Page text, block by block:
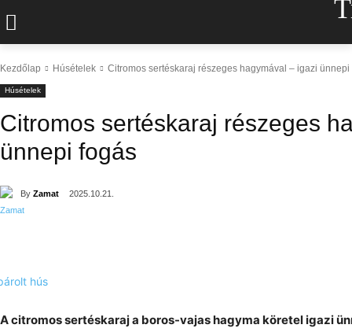
Kezdőlap Húsételek Citromos sertéskaraj részeges hagymával – igazi ünnepi
Húsételek
Citromos sertéskaraj részeges
ünnepi fogás
By Zamat 2025.10.21.
A citromos sertéskaraj a boros-vajas hagyma köretel igazi